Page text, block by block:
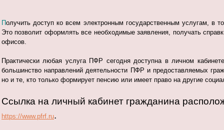
Получить доступ ко всем электронным государственным услугам,
Это позволит оформлять все необходимые заявления, получать
офисов.
Практически любая услуга ПФР сегодня доступна в личном
большинство направлений деятельности ПФР и предоставляемых
но и те, кто только формирует пенсию или имеет право на другие
Ссылка на личный кабинет гражданина
https://www.pfrf.ru.